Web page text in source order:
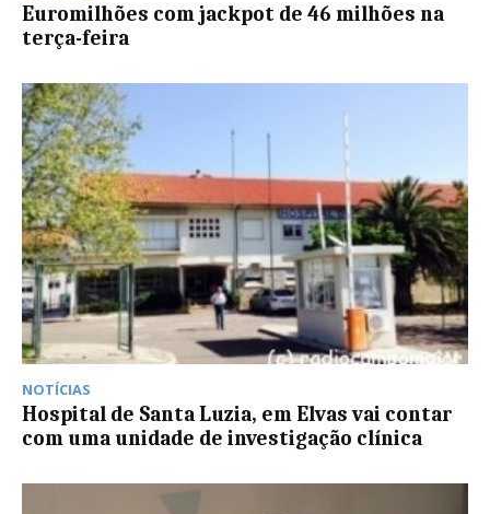
Euromilhões com jackpot de 46 milhões na
terça-feira
NOTÍCIAS
Hospital de Santa Luzia, em Elvas vai contar
com uma unidade de investigação clínica